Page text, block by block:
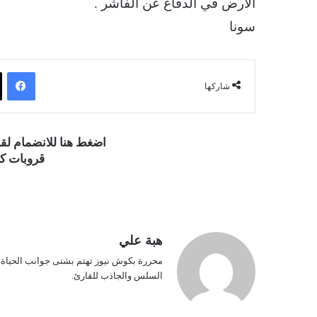
الارض في الدفاع عن الفاشر .
سونا
شاركها
اضغط هنا للانضمام
قروبات
هبة علي
محررة بكوش نيوز تهتم بشتى جوانب الحياة
السلس والجاذب للقارئ.